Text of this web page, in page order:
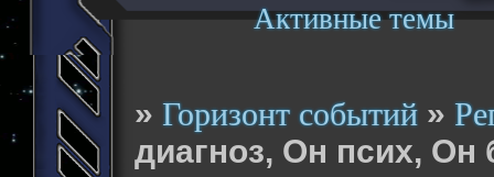
Активные темы
»Горизонт событий »
диагноз, Он псих,